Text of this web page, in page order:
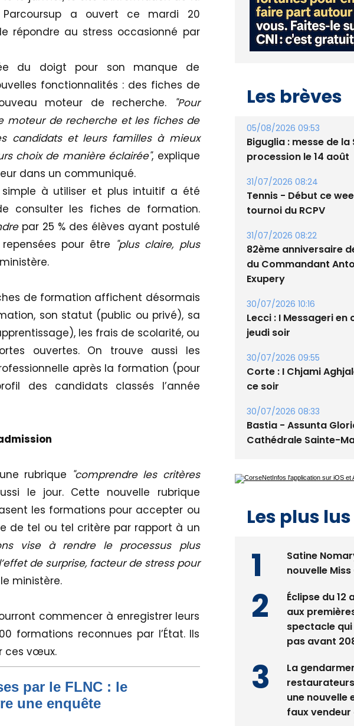
Parcoursup a ouvert ce mardi 20
répondre au stress occasionné par
du doigt pour son manque de
fonctionnalités : des fiches de
moteur de recherche.
"Pour
moteur de recherche et les fiches de
candidats et leurs familles à mieux
choix de manière éclairée", explique
dans un communiqué.
à utiliser et plus intuitif a été
consulter les fiches de formation.
par 25 % des élèves ayant postulé
pour être "plus claire, plus
de formation affichent désormais
son statut (public ou privé), sa
les frais de scolarité, ou
ouvertes. On trouve aussi les
après la formation (pour
des candidats classés l’année
rubrique "comprendre les critères
le jour. Cette nouvelle rubrique
les formations pour accepter ou
de tel ou tel critère par rapport à un
vise à rendre le processus plus
de surprise, facteur de stress pour
ministère.
commencer à enregistrer leurs
formations reconnues par l’État. Ils
ces vœux.
par le FLNC : le
une enquête
Les brèves
05/08/2026 09:53
procession le 14 août
31/07/2026 08:24
tournoi du RCPV
31/07/2026 08:22
82ème anniversaire
Exupery
30/07/2026 10:16
jeudi soir
30/07/2026 09:55
ce soir
30/07/2026 08:33
nouvelle
Éclipse du 12
aux
pas avant
La
restaurateurs